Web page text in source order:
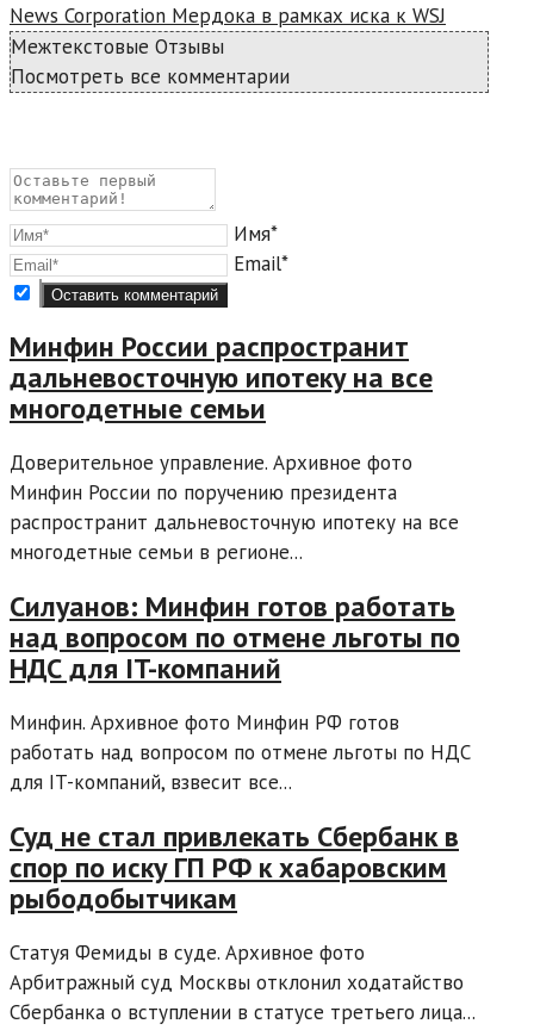
News Corporation Мердока в рамках иска к WSJ
Межтекстовые Отзывы
Посмотреть все комментарии
Имя*
Email*
Минфин России распространит
дальневосточную ипотеку на все
многодетные семьи
Доверительное управление. Архивное фото
Минфин России по поручению президента
распространит дальневосточную ипотеку на все
многодетные семьи в регионе...
Силуанов: Минфин готов работать
над вопросом по отмене льготы по
НДС для IT-компаний
Минфин. Архивное фото Минфин РФ готов
работать над вопросом по отмене льготы по НДС
для IT-компаний, взвесит все...
Суд не стал привлекать Сбербанк в
спор по иску ГП РФ к хабаровским
рыбодобытчикам
Статуя Фемиды в суде. Архивное фото
Арбитражный суд Москвы отклонил ходатайство
Сбербанка о вступлении в статусе третьего лица...